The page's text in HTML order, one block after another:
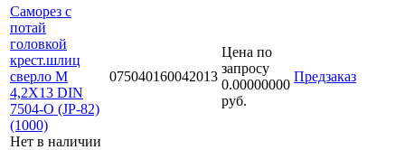
Саморез с
потай
головкой
крест.шлиц
сверло М
4,2Х13 DIN
7504-O (JP-82)
(1000)
Нет в наличии
075040160042013
Цена по
запросу
0.00000000
руб.
Предзаказ